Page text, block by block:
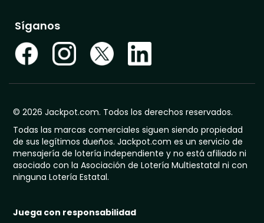
Síganos
© 2026 Jackpot.com. Todos los derechos reservados.
Todas las marcas comerciales siguen siendo propiedad
de sus legítimos dueños. Jackpot.com es un servicio de
mensajería de lotería independiente y no está afiliado ni
asociado con la Asociación de Lotería Multiestatal ni con
ninguna Lotería Estatal.
Juega con responsabilidad